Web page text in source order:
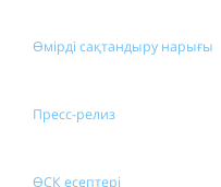
Өмірді сақтандыру нарығы
Пресс-релиз
ӨСК есептері